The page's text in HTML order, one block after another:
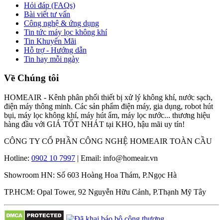
Hỏi đáp (FAQs)
Bài viết tư vấn
Công nghệ & ứng dụng
Tin tức máy lọc không khí
Tin Khuyến Mãi
Hỗ trợ - Hướng dẫn
Tin hay mỗi ngày
Về Chúng tôi
HOMEAIR - Kênh phân phối thiết bị xử lý không khí, nước sạch,
điện máy thông minh. Các sản phẩm điện máy, gia dụng, robot hút
bụi, máy lọc không khí, máy hút ẩm, máy lọc nước... thương hiệu
hàng đầu với GIÁ TỐT NHÁT tại KHO, hậu mãi uy tín!
CÔNG TY CỔ PHẦN CÔNG NGHỆ HOMEAIR TOÀN CẦU
Hotline: 0902 10 7997 | Email: info@homeair.vn
Showroom HN: Số 603 Hoàng Hoa Thám, P.Ngọc Hà
TP.HCM: Opal Tower, 92 Nguyễn Hữu Cảnh, P.Thạnh Mỹ Tây